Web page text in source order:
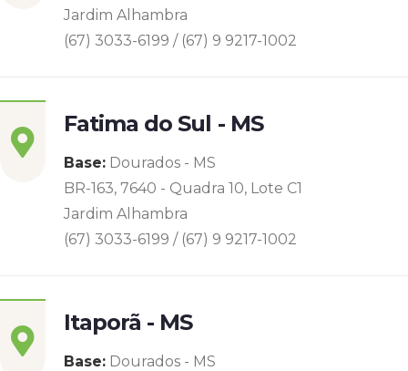
Jardim Alhambra
(67) 3033-6199 / (67) 9 9217-1002
Fatima do Sul - MS
Base: Dourados - MS
BR-163, 7640 - Quadra 10, Lote C1
Jardim Alhambra
(67) 3033-6199 / (67) 9 9217-1002
Itaporã - MS
Base: Dourados - MS